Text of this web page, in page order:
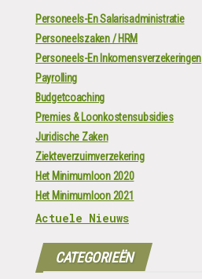
Personeels-En Salarisadministratie
Personeelszaken / HRM
Personeels-En Inkomensverzekeringen
Payrolling
Budgetcoaching
Premies & Loonkostensubsidies
Juridische Zaken
Ziekteverzuimverzekering
Het Minimumloon 2020
Het Minimumloon 2021
Actuele Nieuws
CATEGORIEËN